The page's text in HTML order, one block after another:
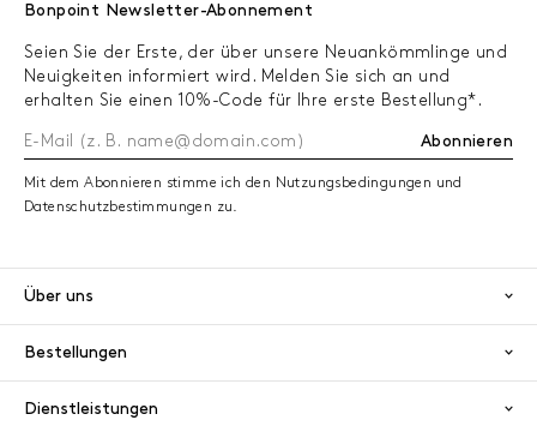
Bonpoint Newsletter-Abonnement
Seien Sie der Erste, der über unsere Neuankömmlinge und
Neuigkeiten informiert wird. Melden Sie sich an und
erhalten Sie einen 10%-Code für Ihre erste Bestellung*.
Abonnieren
Mit dem Abonnieren stimme ich den Nutzungsbedingungen und
Datenschutzbestimmungen zu.
Über uns
Bestellungen
Dienstleistungen